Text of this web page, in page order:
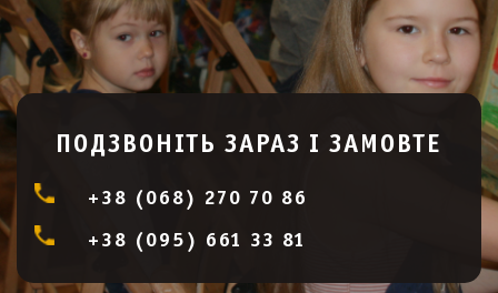
ПОДЗВОНІТЬ ЗАРАЗ І ЗАМОВТЕ
+38 (068) 270 70 86
+38 (095) 661 33 81